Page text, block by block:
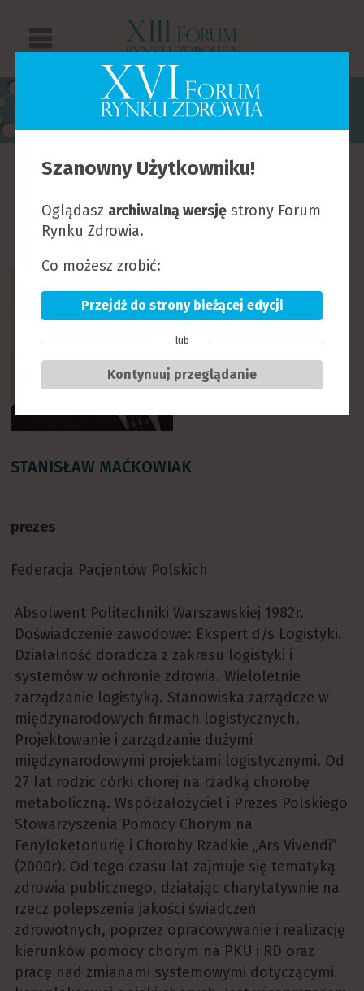
PRELEGENCI
R S T U W Z
STANISŁAW MAĆKOWIAK
prezes
Federacja Pacjentów Polskich
Absolwent Politechniki Warszawskiej 1982r.
Doświadczenie zawodowe: Ekspert d/s Logistyki.
Działalność doradcza z zakresu logistyki i
systemów w ochronie zdrowia. Wieloletnie
zarządzanie logistyką. Stanowiska zarządcze w
międzynarodowych firmach logistycznych.
Projektowanie i zarządzanie dużymi
międzynarodowymi projektami logistycznymi. Od
27 lat rodzic córki chorej na rzadką chorobę
metaboliczną. Współzałożyciel i Prezes Polskiego
Stowarzyszenia Pomocy Chorym na
Fenyloketonurię i Choroby Rzadkie „Ars Vivendi”
(2000r). Od tego czasu lat zajmuje się tematyką
zdrowia publicznego, działając charytatywnie na
rzecz polepszenia jakości świadczeń
zdrowotnych, poprzez opracowywanie i realizację
kierunków pomocy chorym na PKU i RD oraz
pracę nad zmianami systemowymi dotyczącymi
Szanowny Użytkowniku!
Oglądasz archiwalną wersję strony Forum
Rynku Zdrowia.
Co możesz zrobić:
Przejdź do strony bieżącej edycji
lub
Kontynuuj przeglądanie